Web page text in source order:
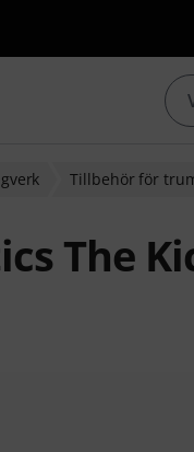
Tillbehör för
The
7 kundbetyg